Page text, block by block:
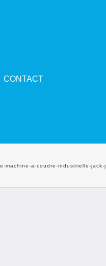
CONTACT
machine-a-coudre-industrielle-jack-